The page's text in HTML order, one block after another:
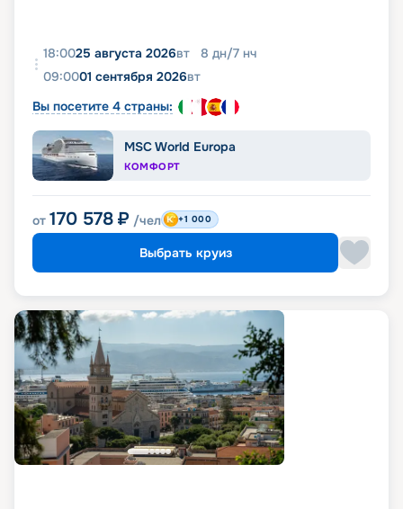
18:0025 августа 2026вт 8 дн/7 нч
09:0001 сентября 2026вт
Вы посетите 4 страны:
MSC World Europa
КОМФОРТ
от 170 578 ₽ /чел +1 000
Выбрать круиз